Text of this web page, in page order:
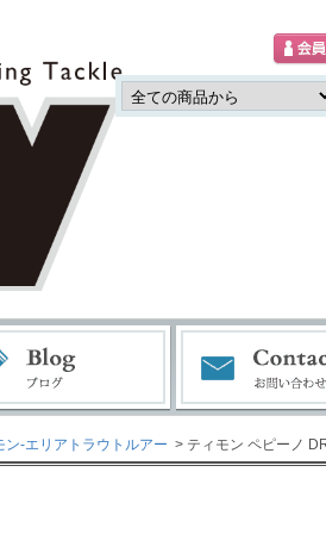
ン-エリアトラウトルアー > ティモン ペピーノ